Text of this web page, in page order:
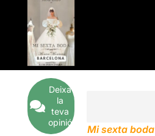
Deixa
la
teva
opinió
Mi sexta boda